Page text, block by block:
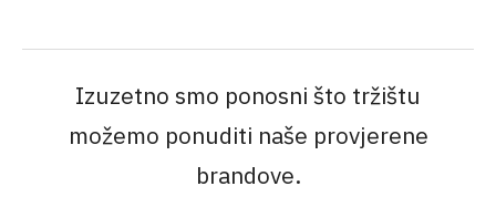
Izuzetno smo ponosni što tržištu
možemo ponuditi naše provjerene
brandove.